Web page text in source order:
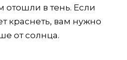
отошли в тень. Если
краснеть, вам нужно
от солнца.